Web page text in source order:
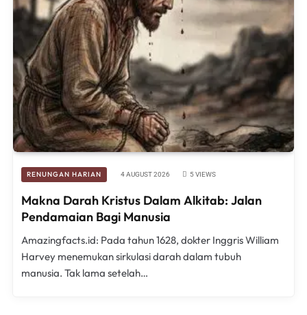
RENUNGAN HARIAN 4 AUGUST 2026 5VIEWS
Makna Darah Kristus Dalam Alkitab: Jalan
Pendamaian Bagi Manusia
Amazingfacts.id: Pada tahun 1628, dokter Inggris William
Harvey menemukan sirkulasi darah dalam tubuh
manusia. Tak lama setelah…